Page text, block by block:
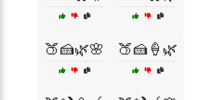
🍑🍰🌿🌸 🍑🍰🍦🌿